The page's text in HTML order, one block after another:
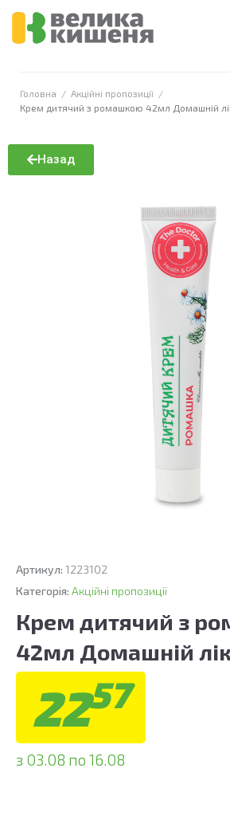
Головна / Акційні пропозиції /
Крем дитячий з ромашкою 42мл Домашній
Назад
Артикул: 1223102
Категорія: Акційні пропозиції
Крем дитячий з
42мл Домашній
2257
з 03.08 по 16.08